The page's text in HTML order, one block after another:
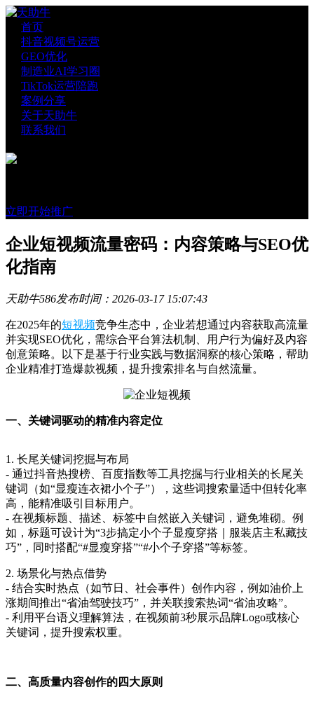
首页
抖音视频号运营
GEO优化
制造业AI学习圈
TikTok运营陪跑
案例分享
关于天助牛
联系我们
立即开始推广
企业短视频流量密码：内容策略与SEO优
化指南
天助牛586发布时间：2026-03-17 15:07:43
在2025年的短视频竞争生态中，企业若想通过内容获取高流量
并实现SEO优化，需综合平台算法机制、用户行为偏好及内容
创意策略。以下是基于行业实践与数据洞察的核心策略，帮助
企业精准打造爆款视频，提升搜索排名与自然流量。
一、关键词驱动的精准内容定位
1. 长尾关键词挖掘与布局
- 通过抖音热搜榜、百度指数等工具挖掘与行业相关的长尾关
键词（如“显瘦连衣裙小个子”），这些词搜索量适中但转化率
高，能精准吸引目标用户。
- 在视频标题、描述、标签中自然嵌入关键词，避免堆砌。例
如，标题可设计为“3步搞定小个子显瘦穿搭｜服装店主私藏技
巧”，同时搭配“#显瘦穿搭”“#小个子穿搭”等标签。
2. 场景化与热点借势
- 结合实时热点（如节日、社会事件）创作内容，例如油价上
涨期间推出“省油驾驶技巧”，并关联搜索热词“省油攻略”。
- 利用平台语义理解算法，在视频前3秒展示品牌Logo或核心
关键词，提升搜索权重。
二、高质量内容创作的四大原则